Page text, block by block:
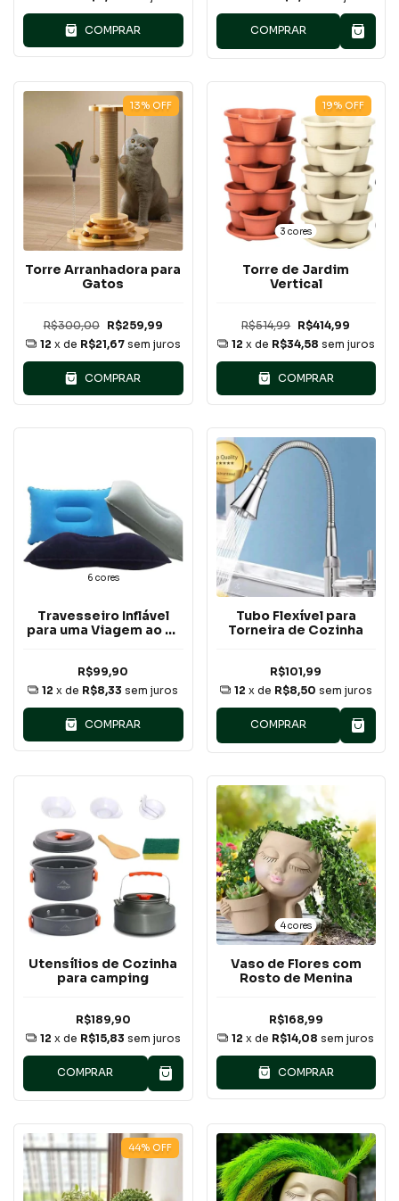
COMPRAR COMPRAR
13% OFF
Torre Arranhadora para
Gatos
R$300,00
R$259,99
12 x de R$21,67 sem juros
COMPRAR
19% OFF
3 cores
Torre de Jardim
Vertical
R$514,99 R$414,99
12 x de R$34,58 sem juros
COMPRAR
6 cores
Travesseiro Inflável
para uma Viagem ao Ar
R$99,90
12 x de R$8,33 sem juros
COMPRAR
Tubo Flexível para
Torneira de Cozinha
R$101,99
12 x de R$8,50 sem juros
COMPRAR
Utensílios de Cozinha
para camping
R$189,90
12 x de R$15,83 sem juros
COMPRAR
4 cores
Vaso de Flores com
Rosto de Menina
R$168,99
12 x de R$14,08 sem juros
COMPRAR
44% OFF